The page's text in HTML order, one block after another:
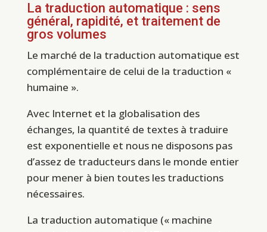
La traduction automatique : sens
général, rapidité, et traitement de
gros volumes
Le marché de la traduction automatique est
complémentaire de celui de la traduction «
humaine ».
Avec Internet et la globalisation des
échanges, la quantité de textes à traduire
est exponentielle et nous ne disposons pas
d’assez de traducteurs dans le monde entier
pour mener à bien toutes les traductions
nécessaires.
La traduction automatique (« machine